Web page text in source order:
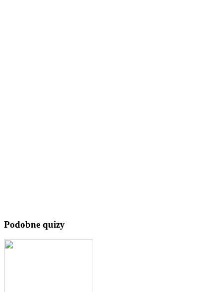
Podobne quizy